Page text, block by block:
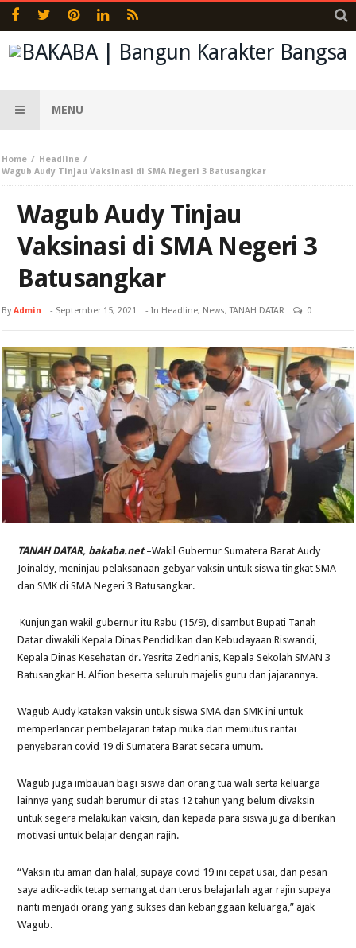
MENU
Home
Headline
Wagub Audy Tinjau Vaksinasi di SMA Negeri 3 Batusangkar
Wagub Audy Tinjau
Vaksinasi di SMA Negeri 3
Batusangkar
ByAdmin - September 15, 2021 - In Headline, News,TANAH DATAR 0
TANAH DATAR, bakaba.net –Wakil Gubernur Sumatera Barat Audy
Joinaldy, meninjau pelaksanaan gebyar vaksin untuk siswa tingkat SMA
dan SMK di SMA Negeri 3 Batusangkar.
Kunjungan wakil gubernur itu Rabu (15/9), disambut Bupati Tanah
Datar diwakili Kepala Dinas Pendidikan dan Kebudayaan Riswandi,
Kepala Dinas Kesehatan dr.Yesrita Zedrianis, Kepala Sekolah SMAN 3
Batusangkar H. Alfion beserta seluruh majelis guru dan jajarannya.
Wagub Audy katakan vaksin untuk siswa SMA dan SMK ini untuk
memperlancar pembelajaran tatap muka dan memutus rantai
penyebaran covid 19 di Sumatera Barat secara umum.
Wagub juga imbauan bagi siswa dan orang tua wali serta keluarga
lainnya yang sudah berumur di atas 12 tahun yang belum divaksin
untuk segera melakukan vaksin, dan kepada para siswa juga diberikan
motivasi untuk belajar dengan rajin.
“Vaksin itu aman dan halal, supaya covid 19 ini cepat usai, dan pesan
saya adik-adik tetap semangat dan terus belajarlah agar rajin supaya
nanti menjadi orang yang sukses dan kebanggaan keluarga,” ajak
Wagub.